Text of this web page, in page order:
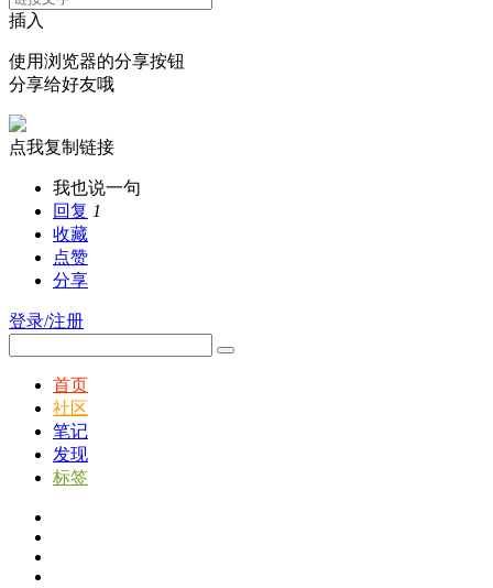
插入
使用浏览器的分享按钮
分享给好友哦
点我复制链接
我也说一句
回复 1
收藏
点赞
分享
登录/注册
首页
社区
笔记
发现
标签